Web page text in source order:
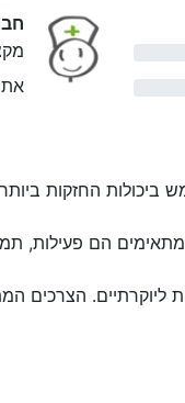
ביכולות החזקות
הם פעילות,
ליוקרתיים. הצרכים